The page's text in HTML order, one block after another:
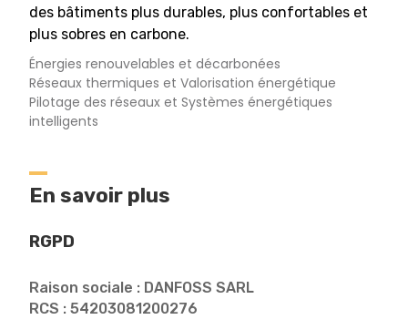
des bâtiments plus durables, plus confortables et
plus sobres en carbone.
Énergies renouvelables et décarbonées
Réseaux thermiques et Valorisation énergétique
Pilotage des réseaux et Systèmes énergétiques
intelligents
En savoir plus
RGPD
Raison sociale : DANFOSS SARL
RCS : 54203081200276